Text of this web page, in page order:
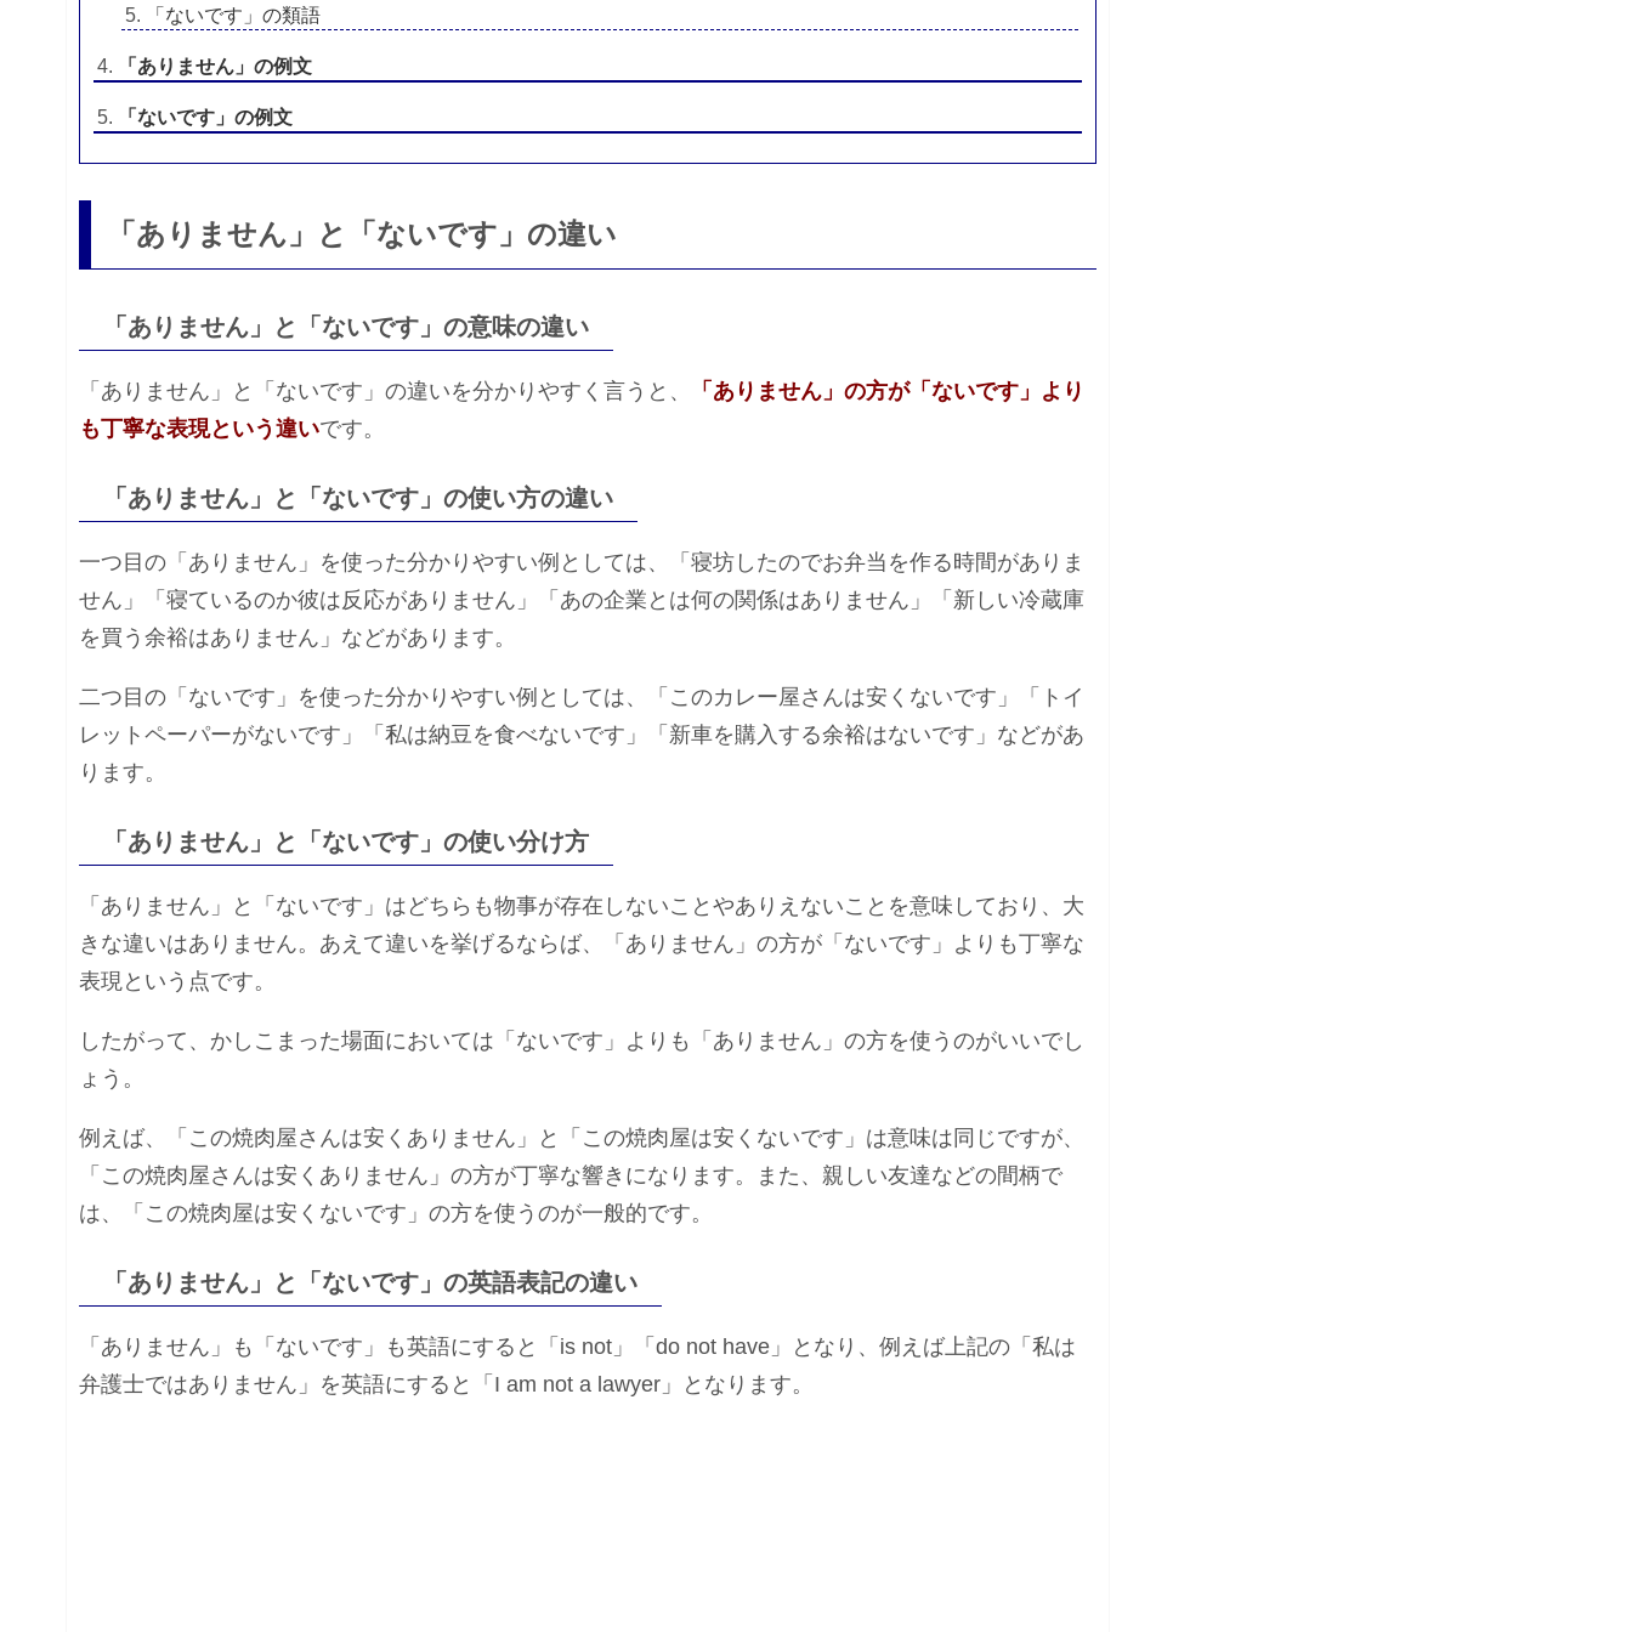
「ないです」の類語
「ありません」の例文
「ないです」の例文
「ありません」と「ないです」の違い
「ありません」と「ないです」の意味の違い
「ありません」と「ないです」の違いを分かりやすく言うと、
「ありません」の方が「ないです」より
も丁寧な表現という違いです。
「ありません」と「ないです」の使い方の違い
一つ目の「ありません」を使った分かりやすい例としては、「寝坊したのでお弁当を作る時間がありま
せん」「寝ているのか彼は反応がありません」「あの企業とは何の関係はありません」「新しい冷蔵庫
を買う余裕はありません」などがあります。
二つ目の「ないです」を使った分かりやすい例としては、「このカレー屋さんは安くないです」「トイ
レットペーパーがないです」「私は納豆を食べないです」「新車を購入する余裕はないです」などがあ
ります。
「ありません」と「ないです」の使い分け方
「ありません」と「ないです」はどちらも物事が存在しないことやありえないことを意味しており、大
きな違いはありません。あえて違いを挙げるならば、「ありません」の方が「ないです」よりも丁寧な
表現という点です。
したがって、かしこまった場面においては「ないです」よりも「ありません」の方を使うのがいいでし
ょう。
例えば、「この焼肉屋さんは安くありません」と「この焼肉屋は安くないです」は意味は同じですが、
「この焼肉屋さんは安くありません」の方が丁寧な響きになります。また、親しい友達などの間柄で
は、「この焼肉屋は安くないです」の方を使うのが一般的です。
「ありません」と「ないです」の英語表記の違い
「ありません」も「ないです」も英語にすると「is not」「do not have」となり、例えば上記の「私は
弁護士ではありません」を英語にすると「I am not a lawyer」となります。